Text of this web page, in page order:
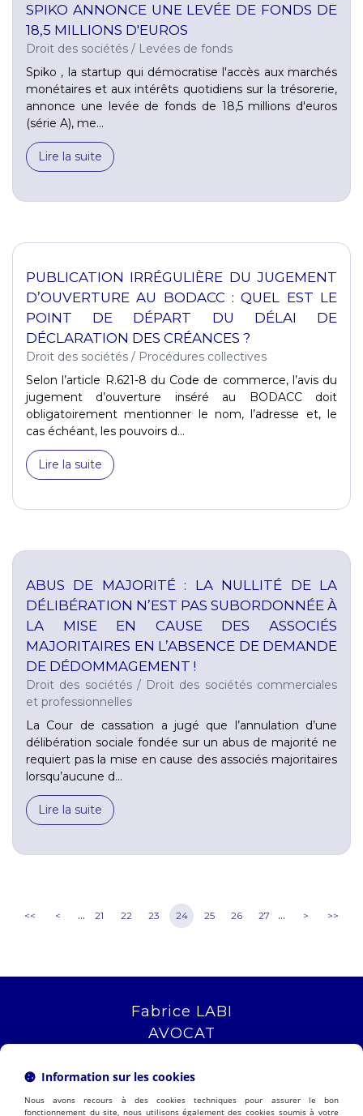
SPIKO ANNONCE UNE LEVÉE DE FONDS DE
18,5 MILLIONS D'EUROS
Droit des sociétés / Levées de fonds
Spiko , la startup qui démocratise l'accès aux marchés
monétaires et aux intérêts quotidiens sur la trésorerie,
annonce une levée de fonds de 18,5 millions d'euros
(série A), me...
Lire la suite
PUBLICATION IRRÉGULIÈRE DU JUGEMENT
D’OUVERTURE AU BODACC : QUEL EST LE
POINT DE DÉPART DU DÉLAI DE
DÉCLARATION DES CRÉANCES ?
Droit des sociétés / Procédures collectives
Selon l’article R.621-8 du Code de commerce, l’avis du
jugement d’ouverture inséré au BODACC doit
obligatoirement mentionner le nom, l’adresse et, le
cas échéant, les pouvoirs d...
Lire la suite
ABUS DE MAJORITÉ : LA NULLITÉ DE LA
DÉLIBÉRATION N’EST PAS SUBORDONNÉE À
LA MISE EN CAUSE DES ASSOCIÉS
MAJORITAIRES EN L’ABSENCE DE DEMANDE
DE DÉDOMMAGEMENT !
Droit des sociétés/ Droit des sociétés commerciales
et professionnelles
La Cour de cassation a jugé que l’annulation d’une
délibération sociale fondée sur un abus de majorité ne
requiert pas la mise en cause des associés majoritaires
lorsqu’aucune d...
Lire la suite
<< < ... 21 22 23 24 25 26 27 ... > >>
Fabrice LABI
AVOCAT
13006 MARSEILLE
NOUS LOCALISER
Information sur les cookies
Nous avons recours à des cookies techniques pour assurer le bon
fonctionnement du site, nous utilisons également des cookies soumis à votre